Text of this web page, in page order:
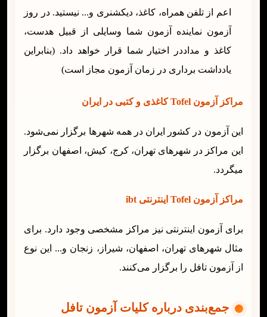
اعم از تلفن همراه، کاغذ، دیکشنری و... نیستید. در روز
آزمون نماینده آزمون شما وسایلی از قبیل هدست،
کاغذ و مداددر اختیار شما قرار خواهد داد. (بنابراین
یادداشت برداری در زمان آزمون مجاز است)
مراکز آزمون Tofel کاغذی و کتبی در ایران
این آزمون در کشور ایران در همه شهرها برگزار نمی‌شود.
این مراکز در شهرهای تهران، کرج، کیش، اصفهان برگزار
میگردد.
مراکز آزمون Tofel اینترنتی ibt
برای آزمون اینترنتی نیز مراکز مشخصی وجود دارد. برای
مثال شهرهای تهران، اصفهان، شیراز، زنجان و... این نوع
از آزمون تافل را برگزار می‌کنند.
جمع‌بندی درباره کلیات آزمون تافل